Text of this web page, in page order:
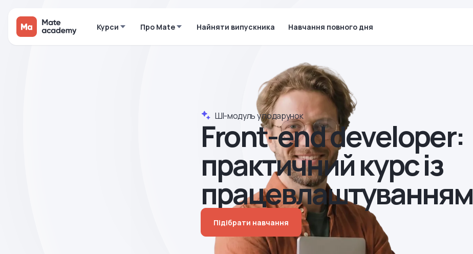
Курси Про Mate Найняти випускника Навчання повного дня
ШІ-модуль у подарунок
Front-end developer:
практичний курс із
працевлаштуванням
Підібрати навчання